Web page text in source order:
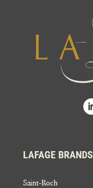
LAFAGE BRANDS
Saint-Roch